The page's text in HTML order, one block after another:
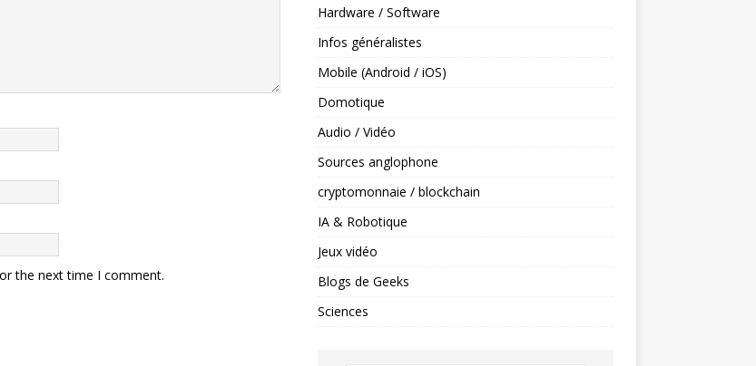
the next time I comment.
Hardware / Software
Infos généralistes
Mobile (Android / iOS)
Domotique
Audio / Vidéo
Sources anglophone
cryptomonnaie / blockchain
IA & Robotique
Jeux vidéo
Blogs de Geeks
Sciences